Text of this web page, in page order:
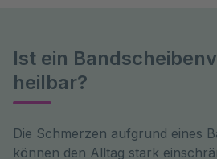
Ist ein
heilbar?
Die Schmerzen aufgrund eines
können den Alltag stark